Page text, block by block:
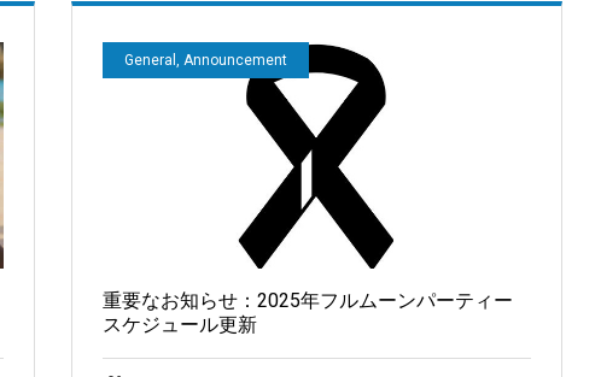
General, Announcement
重要なお知らせ：2025年フルムーンパーティー
スケジュール更新